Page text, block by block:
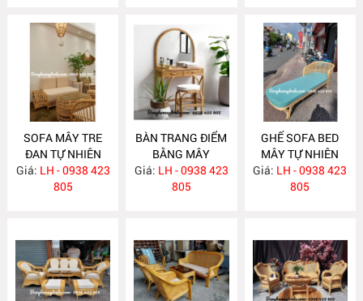
SOFA MÂY TRE
ĐAN TỰ NHIÊN
MA636
Giá: LH - 0938 423
805
BÀN TRANG ĐIỂM
BẰNG MÂY
MA635
Giá: LH - 0938 423
805
GHẾ SOFA BED
MÂY TỰ NHIÊN
MA625
Giá: LH - 0938 423
805